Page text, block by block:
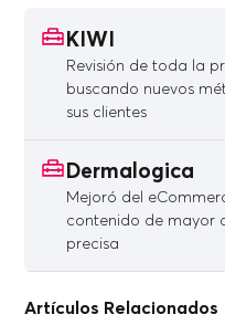
KIWI
Revisión de toda la
buscando nuevos
sus clientes
Dermalogica
Mejoró del
contenido de mayor
precisa
Artículos Relacionados